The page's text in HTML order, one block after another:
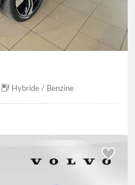
Hybride / Benzine